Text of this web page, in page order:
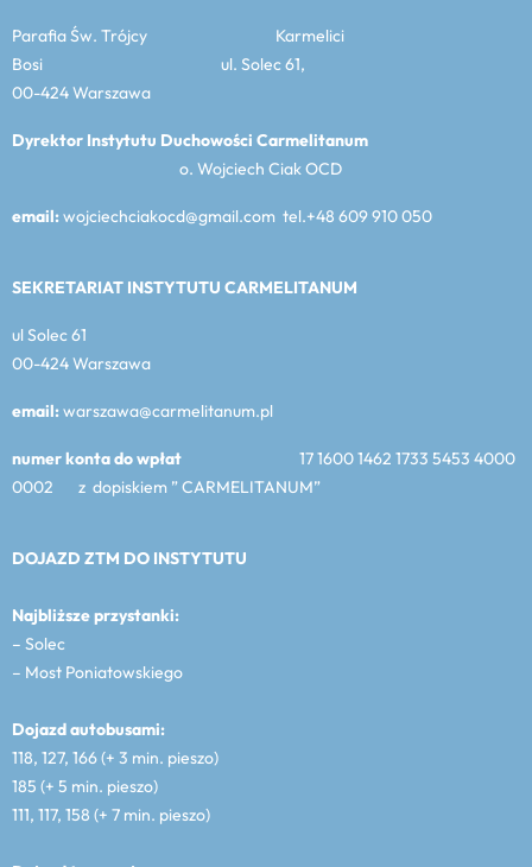
Parafia Św. Trójcy Karmelici
Bosi ul. Solec 61,
00-424 Warszawa
Dyrektor Instytutu Duchowości Carmelitanum
o. Wojciech Ciak OCD
email:wojciechciakocd@gmail.com tel.+48 609 910 050
SEKRETARIAT INSTYTUTU CARMELITANUM
ul Solec 61
00-424 Warszawa
email:warszawa@carmelitanum.pl
numer konta do wpłat 17 1600 1462 1733 5453 4000
0002 z dopiskiem ” CARMELITANUM”
DOJAZD ZTM DO INSTYTUTU
Najbliższe przystanki:
– Solec
– Most Poniatowskiego
Dojazd autobusami:
118, 127, 166 (+ 3 min. pieszo)
185 (+ 5 min. pieszo)
111, 117, 158 (+ 7 min. pieszo)